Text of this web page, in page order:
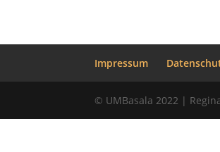
Impressum
© UMBasala 2022 |